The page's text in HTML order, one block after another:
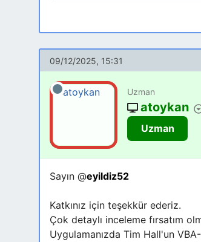
09/12/2025, 15:31
Uzman
atoykan
Uzman
Sayın @eyildiz52
Katkınız için teşekkür ederiz.
Çok detaylı inceleme fırsatım
Uygulamanızda Tim Hall'un